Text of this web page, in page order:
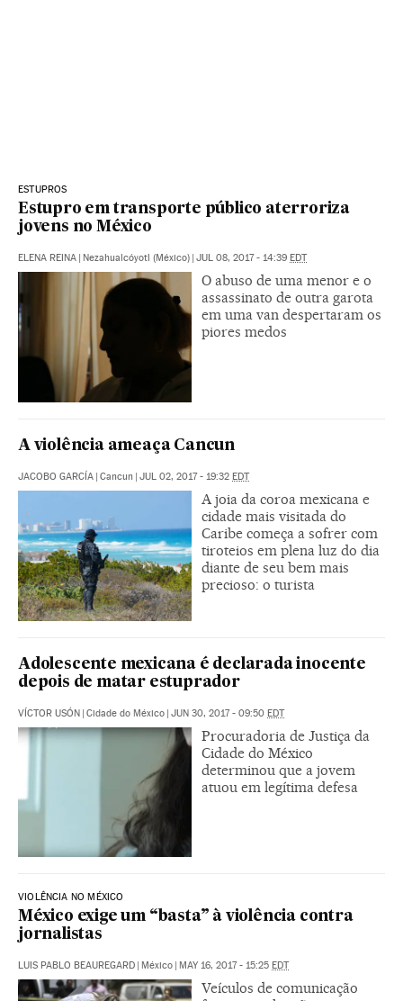
ESTUPROS
Estupro em transporte público aterroriza
jovens no México
ELENA REINA | Nezahualcóyotl (México) | JUL 08, 2017 - 14:39 EDT
O abuso de uma menor e o
assassinato de outra garota
em uma van despertaram os
piores medos
A violência ameaça Cancun
JACOBO GARCÍA | Cancun | JUL 02, 2017 - 19:32 EDT
A joia da coroa mexicana e
cidade mais visitada do
Caribe começa a sofrer com
tiroteios em plena luz do dia
diante de seu bem mais
precioso: o turista
Adolescente mexicana é declarada inocente
depois de matar estuprador
VÍCTOR USÓN | Cidade do México | JUN 30, 2017 - 09:50 EDT
Procuradoria de Justiça da
Cidade do México
determinou que a jovem
atuou em legítima defesa
VIOLÊNCIA NO MÉXICO
México exige um “basta” à violência contra
jornalistas
LUIS PABLO BEAUREGARD México MAY 16, 2017 - 15:25 EDT
Veículos de comunicação